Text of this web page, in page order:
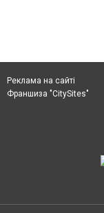
Реклама на сайті
Франшиза "CitySites"